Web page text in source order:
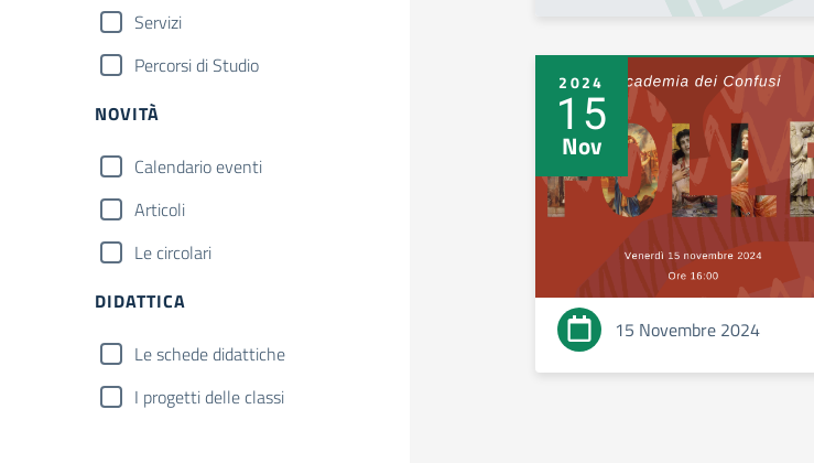
Servizi
Percorsi di Studio
NOVITÀ
Calendario eventi
Articoli
Le circolari
DIDATTICA
Le schede didattiche
I progetti delle classi
2024
15
Nov
15 Novembre 2024